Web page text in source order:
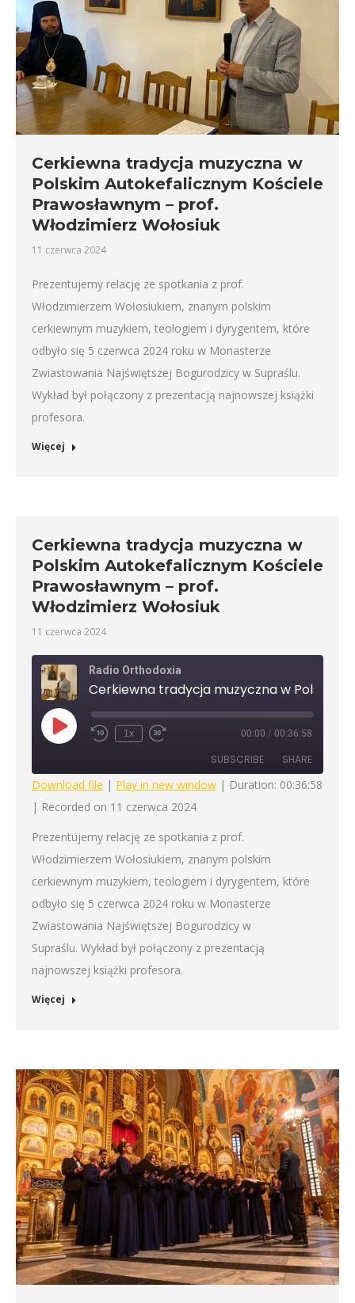
Cerkiewna tradycja muzyczna w
Polskim Autokefalicznym Kościele
Prawosławnym – prof.
Włodzimierz Wołosiuk
11 czerwca 2024
Prezentujemy relację ze spotkania z prof.
Włodzimierzem Wołosiukiem, znanym polskim
cerkiewnym muzykiem, teologiem i dyrygentem, które
odbyło się 5 czerwca 2024 roku w Monasterze
Zwiastowania Najświętszej Bogurodzicy w Supraślu.
Wykład był połączony z prezentacją najnowszej książki
profesora.
Więcej
Cerkiewna tradycja muzyczna w
Polskim Autokefalicznym Kościele
Prawosławnym – prof.
Włodzimierz Wołosiuk
11 czerwca 2024
Radio Orthodoxia
Play
EpisodeRewind
1x
Fast
seconds
00:00 / 00:36:58
SUBSCRIBE SHARE
SHARE
LINK
Download file | Play in new window | Duration: 00:36:58
| Recorded on 11 czerwca 2024
Prezentujemy relację ze spotkania z prof.
Włodzimierzem Wołosiukiem, znanym polskim
cerkiewnym muzykiem, teologiem i dyrygentem, które
odbyło się 5 czerwca 2024 roku w Monasterze
Zwiastowania Najświętszej Bogurodzicy w
Supraślu. Wykład był połączony z prezentacją
najnowszej książki profesora.
Więcej